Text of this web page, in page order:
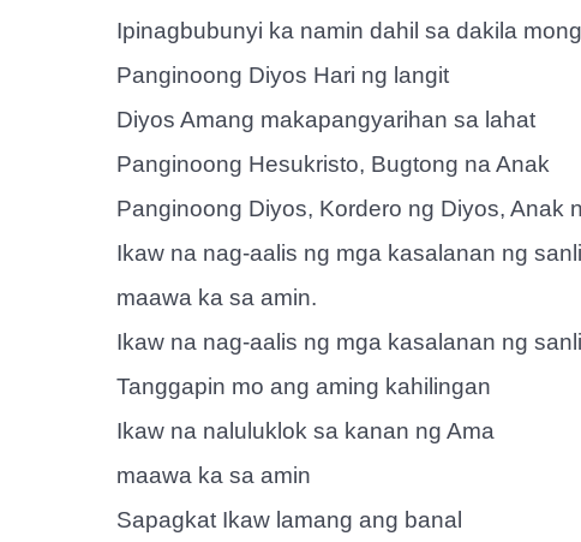
Ipinagbubunyi ka namin dahil sa dakila
Panginoong Diyos Hari ng langit
Diyos Amang makapangyarihan sa lahat
Panginoong Hesukristo, Bugtong na Anak
Panginoong Diyos, Kordero ng Diyos, Anak
Ikaw na nag-aalis ng mga kasalanan ng
maawa ka sa amin.
Ikaw na nag-aalis ng mga kasalanan ng
Tanggapin mo ang aming kahilingan
Ikaw na naluluklok sa kanan ng Ama
maawa ka sa amin
Sapagkat Ikaw lamang ang banal